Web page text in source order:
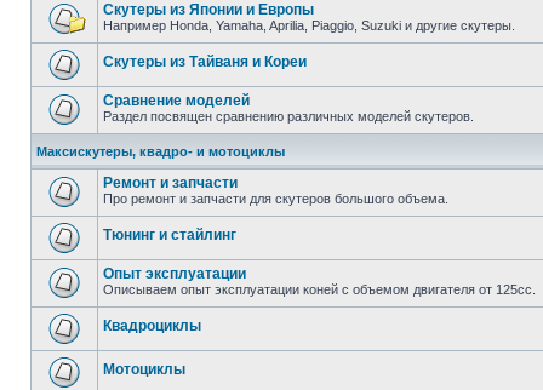
Скутеры из Японии и Европы
Например Honda, Yamaha, Aprilia, Piaggio, Suzuki и другие скутеры.
Скутеры из Тайваня и Кореи
Сравнение моделей
Раздел посвящен сравнению различных моделей скутеров.
Максискутеры, квадро- и мотоциклы
Ремонт и запчасти
Про ремонт и запчасти для скутеров большого объема.
Тюнинг и стайлинг
Опыт эксплуатации
Описываем опыт эксплуатации коней с объемом двигателя от 125сс.
Квадроциклы
Мотоциклы